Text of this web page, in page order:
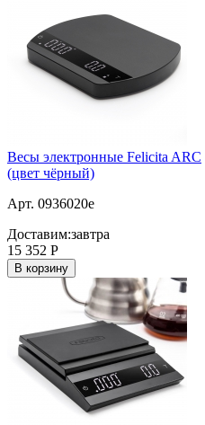
Весы электронные Felicita ARC
(цвет чёрный)
Арт. 0936020e
Доставим:завтра
15 352 Р
В корзину